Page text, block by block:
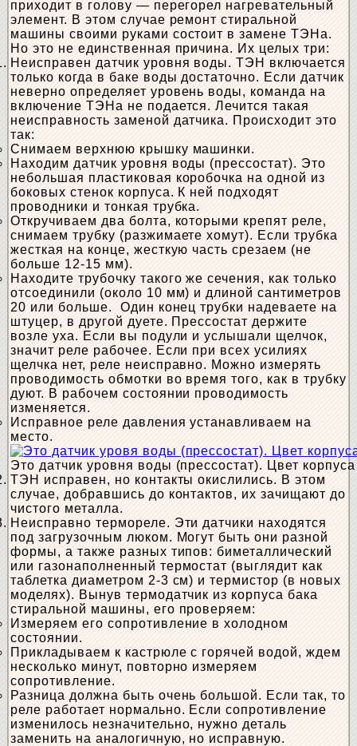
приходит в голову — перегорел нагревательный
элемент. В этом случае ремонт стиральной
машины своими руками состоит в замене ТЭНа.
Но это не единственная причина. Их целых три:
Неисправен датчик уровня воды. ТЭН включается
только когда в баке воды достаточно. Если датчик
неверно определяет уровень воды, команда на
включение ТЭНа не подается. Лечится такая
неисправность заменой датчика. Происходит это
так:
Снимаем верхнюю крышку машинки.
Находим датчик уровня воды (прессостат). Это
небольшая пластиковая коробочка на одной из
боковых стенок корпуса. К ней подходят
проводники и тонкая трубка.
Откручиваем два болта, которыми крепят реле,
снимаем трубку (разжимаете хомут). Если трубка
жесткая на конце, жесткую часть срезаем (не
больше 12-15 мм).
Находите трубочку такого же сечения, как только
отсоединили (около 10 мм) и длиной сантиметров
20 или больше. Один конец трубки надеваете на
штуцер, в другой дуете. Прессостат держите
возле уха. Если вы подули и услышали щелчок,
значит реле рабочее. Если при всех усилиях
щелчка нет, реле неисправно. Можно измерять
проводимость обмотки во время того, как в трубку
дуют. В рабочем состоянии проводимость
изменяется.
Исправное реле давления устанавливаем на
место.
Это датчик уровня воды (прессостат). Цвет
ТЭН исправен, но контакты окислились. В этом
случае, добравшись до контактов, их зачищают до
чистого металла.
Неисправно термореле. Эти датчики находятся
под загрузочным люком. Могут быть они разной
формы, а также разных типов: биметаллический
или газонаполненный термостат (выглядит как
таблетка диаметром 2-3 см) и термистор (в новых
моделях). Вынув термодатчик из корпуса бака
стиральной машины, его проверяем:
Измеряем его сопротивление в холодном
состоянии.
Прикладываем к кастрюле с горячей водой, ждем
несколько минут, повторно измеряем
сопротивление.
Разница должна быть очень большой. Если так, то
реле работает нормально. Если сопротивление
изменилось незначительно, нужно деталь
заменить на аналогичную, но исправную.